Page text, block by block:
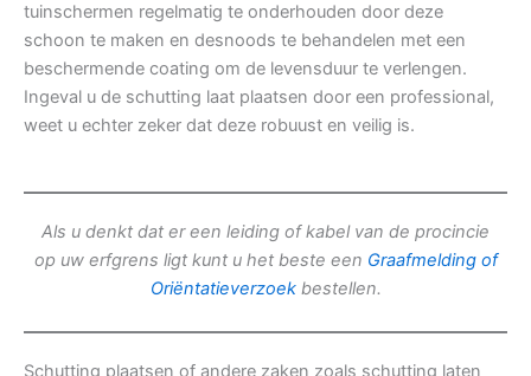
tuinschermen regelmatig te onderhouden door deze
schoon te maken en desnoods te behandelen met een
beschermende coating om de levensduur te verlengen.
Ingeval u de schutting laat plaatsen door een professional,
weet u echter zeker dat deze robuust en veilig is.
Als u denkt dat er een leiding of kabel van de procincie
op uw erfgrens ligt kunt u het beste een Graafmelding of
Oriëntatieverzoekbestellen.
Schutting plaatsen of andere zaken zoals schutting laten